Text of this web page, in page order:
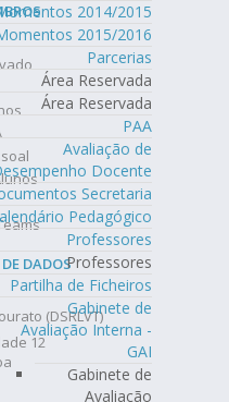
2014/2015
2015/2016
Parcerias
Área Reservada
Área Reservada
PAA
Avaliação de
Docente
Secretaria
Pedagógico
Professores
Professores
Partilha de Ficheiros
Gabinete de
Avaliação Interna -
GAI
Gabinete de
Avaliação
DADOS
(DSRLVT)
12